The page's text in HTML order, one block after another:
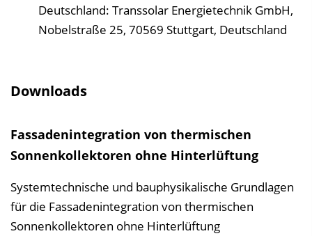
Deutschland: Transsolar Energietechnik GmbH,
Nobelstraße 25, 70569 Stuttgart, Deutschland
Downloads
Fassadenintegration von thermischen
Sonnenkollektoren ohne Hinterlüftung
Systemtechnische und bauphysikalische Grundlagen
für die Fassadenintegration von thermischen
Sonnenkollektoren ohne Hinterlüftung